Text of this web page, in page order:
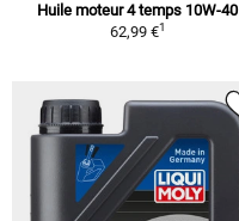
Huile moteur 4 temps 10W-40
62,99 €1